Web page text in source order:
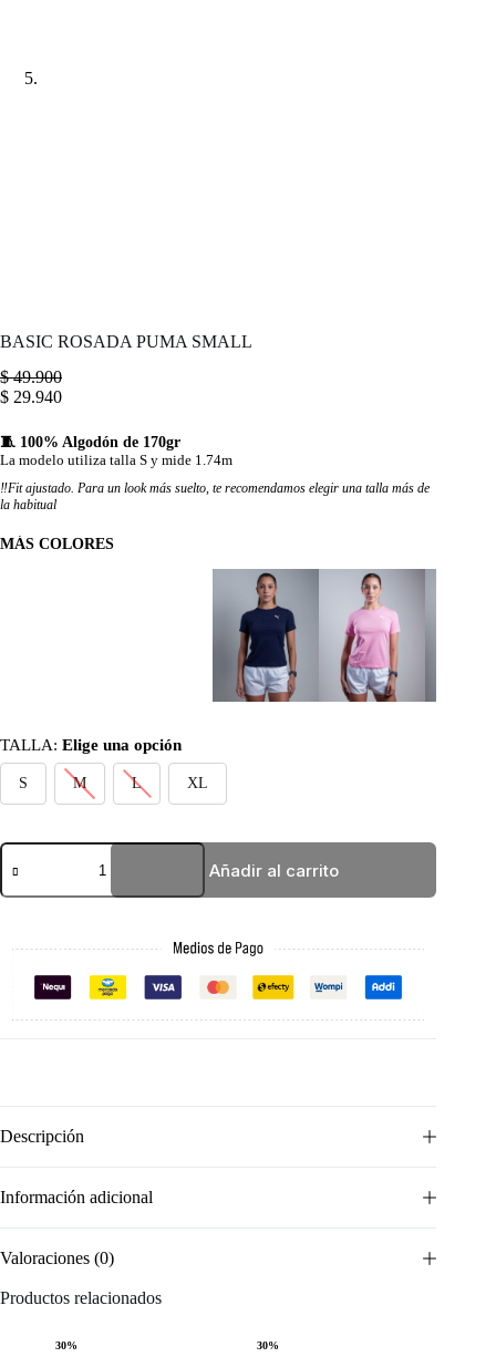
BASIC ROSADA PUMA SMALL
$49.900
$ 29.940
🧵 100% Algodón de 170gr
La modelo utiliza talla S y mide 1.74m
‼️Fit ajustado. Para un look más suelto, te recomendamos elegir una talla más de
la habitual
MÁS COLORES
TALLA: Elige una opción
S M L XL
BASIC
ROSADA
PUMA
Añadir al carrito
Descripción
Información adicional
Valoraciones (0)
Productos relacionados
30% 30%